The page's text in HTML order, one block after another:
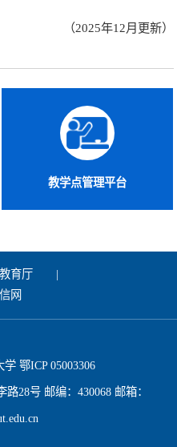
（2025年12月更新）
教学点管理平台
育厅
网
鄂ICP 05003306
28号 邮编：430068 邮箱：